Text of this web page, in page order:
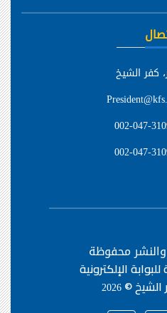
كفر الشيخ
محفوظة
الإلكترونية
©
2026